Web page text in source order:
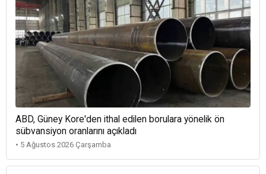
ABD, Güney Kore'den ithal edilen borulara yönelik ön
sübvansiyon oranlarını açıkladı
• 5 Ağustos 2026 Çarşamba